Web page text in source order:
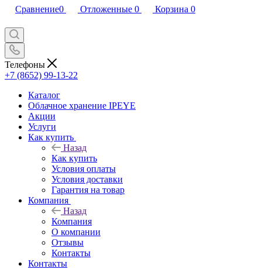
Сравнение0 Отложенные 0 Корзина 0
Телефоны
+7 (8652) 99-13-22
Каталог
Облачное хранение IPEYE
Акции
Услуги
Как купить
Назад
Как купить
Условия оплаты
Условия доставки
Гарантия на товар
Компания
Назад
Компания
О компании
Отзывы
Контакты
Контакты